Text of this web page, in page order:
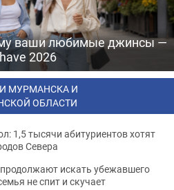
ваши любимые джинсы —
2026
МУРМАНСКА И
ОБЛАСТИ
1,5 тысячи абитуриентов хотят
Севера
искать убежавшего
не спит и скучает